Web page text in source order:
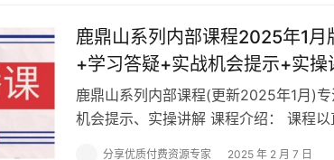
鹿鼎山系列内部课程2025年1
+学习答疑+实战机会提示+实操
鹿鼎山系列内部课程(更新2025年1月)专
机会提示、实操讲解 课程介绍： 课程
分享优质付费资源专家 2025 年 2 月 7 日